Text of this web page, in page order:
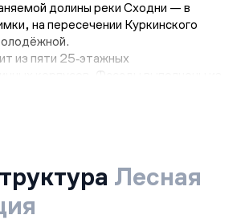
долины реки Сходни — в
на пересечении Куркинского
из пяти 25‑этажных
корпусов. Фасады выполнены из
визуально связывает архитектуру с
м², двухкомнатные — от 47,1 м²,
— от 76,1 м². Квартиры сдаются без
с базовой подготовкой под ремонт.
Лесная